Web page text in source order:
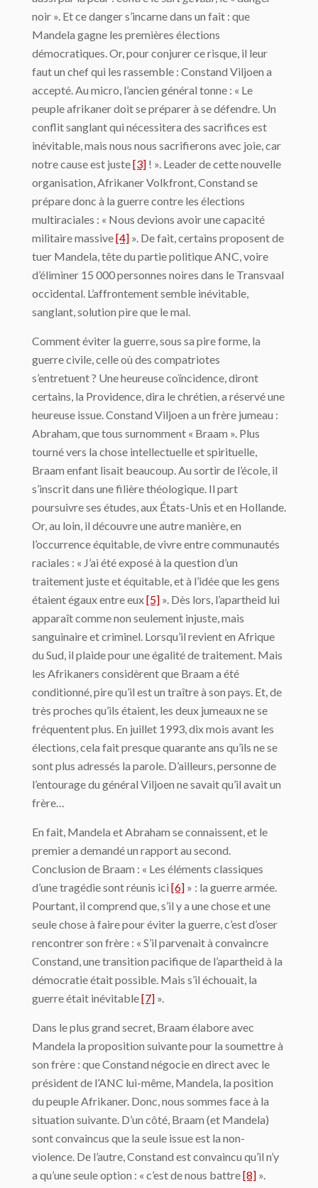
noir ». Et ce danger s’incarne dans un fait : que
Mandela gagne les premières élections
démocratiques. Or, pour conjurer ce risque, il leur
faut un chef qui les rassemble : Constand Viljoen a
accepté. Au micro, l’ancien général tonne : « Le
peuple afrikaner doit se préparer à se défendre. Un
conflit sanglant qui nécessitera des sacrifices est
inévitable, mais nous nous sacrifierons avec joie, car
notre cause est juste[3] ! ». Leader de cette nouvelle
organisation, Afrikaner Volkfront, Constand se
prépare donc à la guerre contre les élections
multiraciales : « Nous devions avoir une capacité
militaire massive[4] ». De fait, certains proposent de
tuer Mandela, tête du partie politique ANC, voire
d’éliminer 15 000 personnes noires dans le Transvaal
occidental. L’affrontement semble inévitable,
sanglant, solution pire que le mal.
Comment éviter la guerre, sous sa pire forme, la
guerre civile, celle où des compatriotes
s’entretuent ? Une heureuse coïncidence, diront
certains, la Providence, dira le chrétien, a réservé une
heureuse issue. Constand Viljoen a un frère jumeau :
Abraham, que tous surnomment « Braam ». Plus
tourné vers la chose intellectuelle et spirituelle,
Braam enfant lisait beaucoup. Au sortir de l’école, il
s’inscrit dans une filière théologique. Il part
poursuivre ses études, aux États-Unis et en Hollande.
Or, au loin, il découvre une autre manière, en
l’occurrence équitable, de vivre entre communautés
raciales : « J’ai été exposé à la question d’un
traitement juste et équitable, et à l’idée que les gens
étaient égaux entre eux[5] ». Dès lors, l’apartheid lui
apparaît comme non seulement injuste, mais
sanguinaire et criminel. Lorsqu’il revient en Afrique
du Sud, il plaide pour une égalité de traitement. Mais
les Afrikaners considèrent que Braam a été
conditionné, pire qu’il est un traître à son pays. Et, de
très proches qu’ils étaient, les deux jumeaux ne se
fréquentent plus. En juillet 1993, dix mois avant les
élections, cela fait presque quarante ans qu’ils ne se
sont plus adressés la parole. D’ailleurs, personne de
l’entourage du général Viljoen ne savait qu’il avait un
frère…
En fait, Mandela et Abraham se connaissent, et le
premier a demandé un rapport au second.
Conclusion de Braam : « Les éléments classiques
d’une tragédie sont réunis ici [6] » : la guerre armée.
Pourtant, il comprend que, s’il y a une chose et une
seule chose à faire pour éviter la guerre, c’est d’oser
rencontrer son frère : « S’il parvenait à convaincre
Constand, une transition pacifique de l’apartheid à la
démocratie était possible. Mais s’il échouait, la
guerre était inévitable[7] ».
Dans le plus grand secret, Braam élabore avec
Mandela la proposition suivante pour la soumettre à
son frère : que Constand négocie en direct avec le
président de l’ANC lui-même, Mandela, la position
du peuple Afrikaner. Donc, nous sommes face à la
situation suivante. D’un côté, Braam (et Mandela)
sont convaincus que la seule issue est la non-
violence. De l’autre, Constand est convaincu qu’il n’y
a qu’une seule option : « c’est de nous battre[8] ».